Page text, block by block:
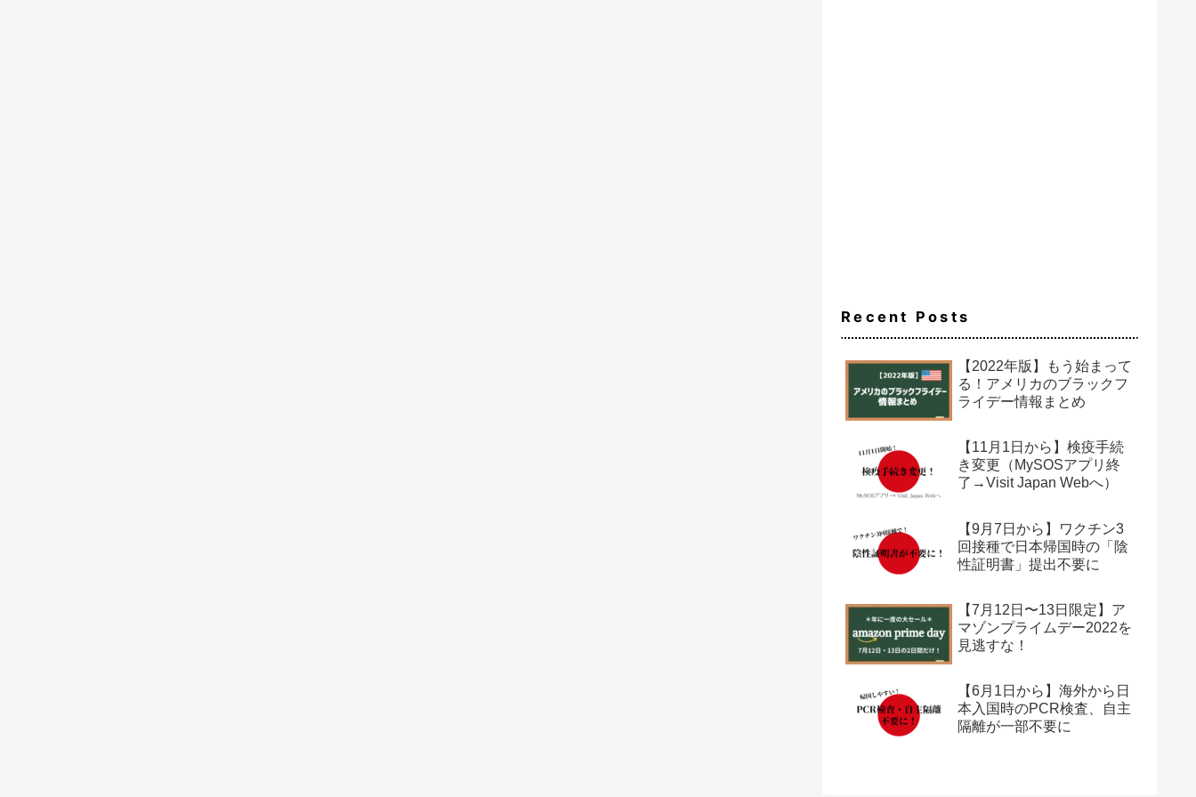
Recent Posts
【2022年版】もう始まって
る！アメリカのブラックフ
ライデー情報まとめ
【11月1日から】検疫手続
き変更（MySOSアプリ終
了→Visit Japan Webへ）
【9月7日から】ワクチン3
回接種で日本帰国時の「陰
性証明書」提出不要に
【7月12日〜13日限定】ア
マゾンプライムデー2022を
見逃すな！
【6月1日から】海外から日
本入国時のPCR検査、自主
隔離が一部不要に